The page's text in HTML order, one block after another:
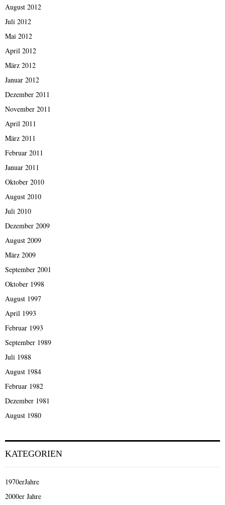
August 2012
Juli 2012
Mai 2012
April 2012
März 2012
Januar 2012
Dezember 2011
November 2011
April 2011
März 2011
Februar 2011
Januar 2011
Oktober 2010
August 2010
Juli 2010
Dezember 2009
August 2009
März 2009
September 2001
Oktober 1998
August 1997
April 1993
Februar 1993
September 1989
Juli 1988
August 1984
Februar 1982
Dezember 1981
August 1980
KATEGORIEN
1970erJahre
2000er Jahre